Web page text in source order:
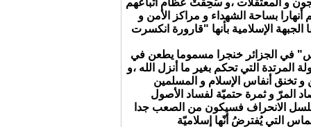
و المعتقلات ،و سُحِقَتْ عظام أتباعهم
بساحة الشهداء و مراكز الأمن و
الإسلامية بأنها "قارورة انكسرت
في الجزائر خنجرا مسموما يطعن في
المرتدة التي تحكم بغير ما أنزل الله ،و
الانحراف فسيكون من الصعب جدا